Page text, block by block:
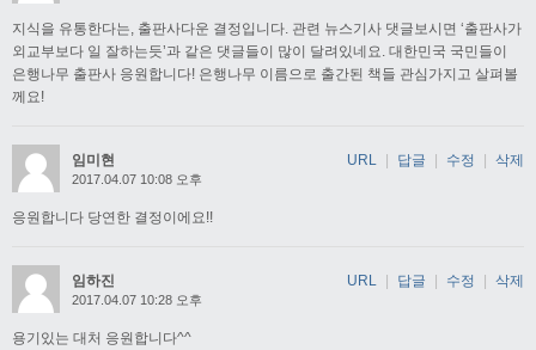
지식을 유통한다는, 출판사다운 결정입니다. 관련 뉴스기사 댓글보시면 ‘출판사가
외교부보다 일 잘하는듯’과 같은 댓글들이 많이 달려있네요. 대한민국 국민들이
은행나무 출판사 응원합니다! 은행나무 이름으로 출간된 책들 관심가지고 살펴볼
께요!
임미현
2017.04.07 10:08 오후
응원합니다 당연한 결정이에요!!
URL | 답글 | 수정 | 삭제
임하진
2017.04.07 10:28 오후
용기있는 대처 응원합니다^^
URL | 답글 | 수정 | 삭제